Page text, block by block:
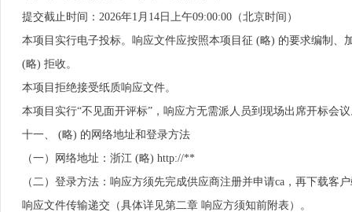
提交截止时间：2026年1月14日上午09:00:00（北京时间）
本项目实行电子投标。响应文件应按照本项目征 (略) 的要求编制
(略) 拒收。
本项目拒绝接受纸质响应文件。
本项目实行“不见面开评标”，响应方无需派人员到现场出席开标会
十一、 (略) 的网络地址和登录方法
（一）网络地址：浙江 (略) http://**
（二）登录方法：响应方须先完成供应商注册并申请ca，再下载
响应文件传输递交（具体详见第二章 响应方须知前附表）。